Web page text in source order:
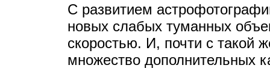
С развитием
новых слабых туманных
скоростью. И, почти с такой
множество дополнительных